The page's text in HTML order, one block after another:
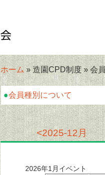
ホーム» 造園CPD制度 » 会
●会員種別について
<2025-12月
2026年1月イベント